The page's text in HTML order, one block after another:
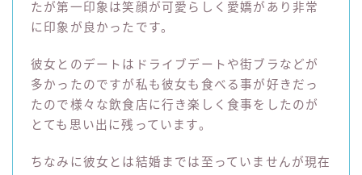
たが第一印象は笑顔が可愛らしく愛嬌があり非常
に印象が良かったです。
彼女とのデートはドライブデートや街ブラなどが
多かったのですが私も彼女も食べる事が好きだっ
たので様々な飲食店に行き楽しく食事をしたのが
とても思い出に残っています。
ちなみに彼女とは結婚までは至っていませんが現在